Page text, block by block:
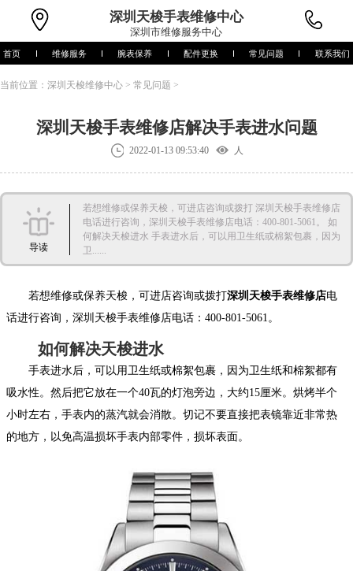
深圳 天梭手表维修中心
深圳市维修服务中心
首页 维修服务 腕表保养 配件更换 常见问题 联系我们
当前位置： 深圳天梭维修中心 > 常见问题 >
深圳天梭手表维修店解决手表进水问题
2022-01-13 09:53:40 人
导读
若想维修或保养天梭，可进店咨询或拨打 深圳天梭手表维修店
电话进行咨询，深圳天梭手表维修店电话：400-801-5061。 如
何解决天梭进水 手表进水后，可以用卫生纸或棉絮包裹，因为
卫......
若想维修或保养天梭，可进店咨询或拨打深圳天梭手表维修店电
话进行咨询，深圳天梭手表维修店电话：400-801-5061。
如何解决天梭进水
手表进水后，可以用卫生纸或棉絮包裹，因为卫生纸和棉絮都有
吸水性。然后把它放在一个40瓦的灯泡旁边，大约15厘米。烘烤半个
小时左右，手表内的蒸汽就会消散。切记不要直接把表镜靠近非常热
的地方，以免高温损坏手表内部零件，损坏表面。